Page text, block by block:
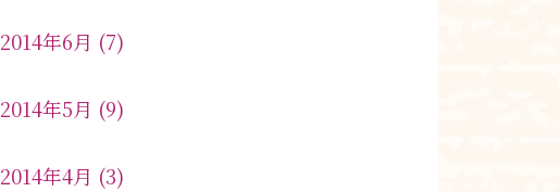
2014年6月 (7)
2014年5月 (9)
2014年4月 (3)